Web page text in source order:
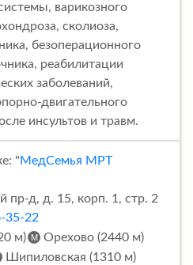
варикозного
сколиоза,
безоперационного
реабилитации
заболеваний,
двигательного
инсультов и травм.
"МедСемья МРТ
пр-д, д. 15, корп. 1, стр. 2
35-22
м)
Орехово (2440 м)
Шипиловская (1310 м)